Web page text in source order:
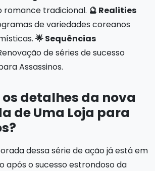
romance tradicional. 🔮 Realities
de variedades coreanos
🌟 Sequências
de séries de sucesso
Assassinos.
os detalhes da nova
de Uma Loja para
dessa série de ação já está em
após o sucesso estrondoso da